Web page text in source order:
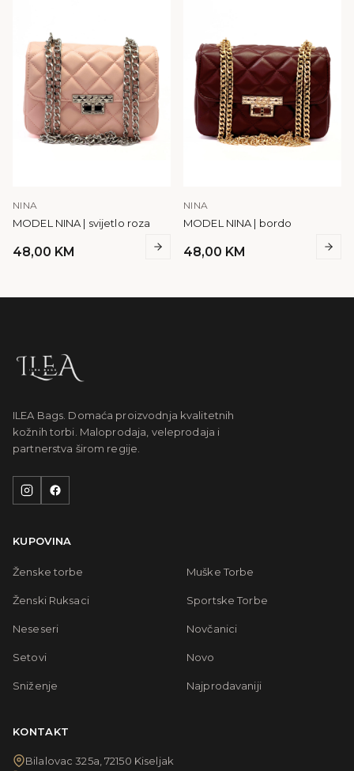
NINA
MODEL NINA | svijetlo roza
48,00 KM
NINA
MODEL NINA | bordo
48,00 KM
ILEA Bags. Domaća proizvodnja kvalitetnih
kožnih torbi. Maloprodaja, veleprodaja i
partnerstva širom regije.
KUPOVINA
Ženske torbe Muške Torbe
Ženski Ruksaci Sportske Torbe
Neseseri Novčanici
Setovi Novo
Sniženje Najprodavaniji
KONTAKT
Bilalovac 325a, 72150 Kiseljak